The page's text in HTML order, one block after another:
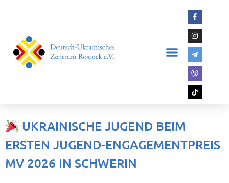
UKRAINISCHE JUGEND BEIM
ERSTEN JUGEND-ENGAGEMENTPREIS
MV 2026 IN SCHWERIN